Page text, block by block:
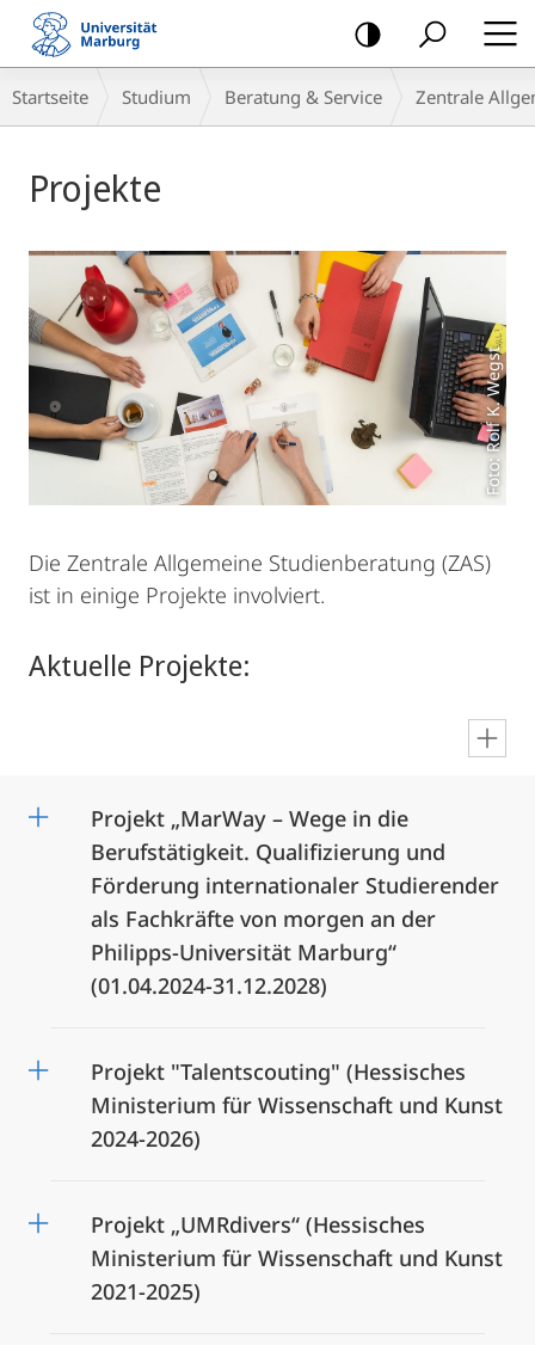
Mobile-
Navigation
Breadcrumb-
Navigation
Startseite Studium Beratung & Service Zentrale
Projekte
Foto: Rolf K. Wegst
Die Zentrale Allgemeine Studienberatung (ZAS)
ist in einige Projekte involviert.
Aktuelle Projekte:
Projekt „MarWay – Wege in die
Berufstätigkeit. Qualifizierung und
Förderung internationaler Studierender
als Fachkräfte von morgen an der
Philipps-Universität Marburg“
(01.04.2024-31.12.2028)
Projekt "Talentscouting" (Hessisches
Ministerium für Wissenschaft und Kunst
2024-2026)
Projekt „UMRdivers“ (Hessisches
Ministerium für Wissenschaft und Kunst
2021-2025)